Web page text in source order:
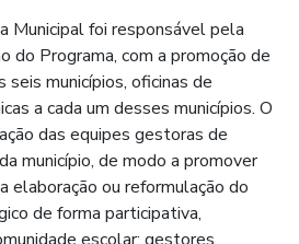
Municipal foi responsável pela
do Programa, com a promoção de
municípios, oficinas de
a cada um desses municípios. O
das equipes gestoras de
município, de modo a promover
elaboração ou reformulação do
de forma participativa,